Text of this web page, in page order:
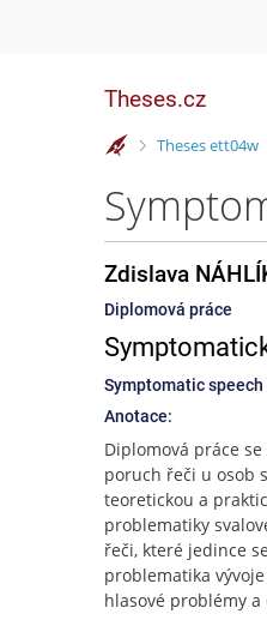
Theses.cz
>
Theses ett04w
Zdislava
Diplomová práce
Symptomatic
Anotace:
Diplomová práce
poruch řeči u osob
teoretickou a
problematiky
řeči, které jedince
problematika
hlasové problémy a